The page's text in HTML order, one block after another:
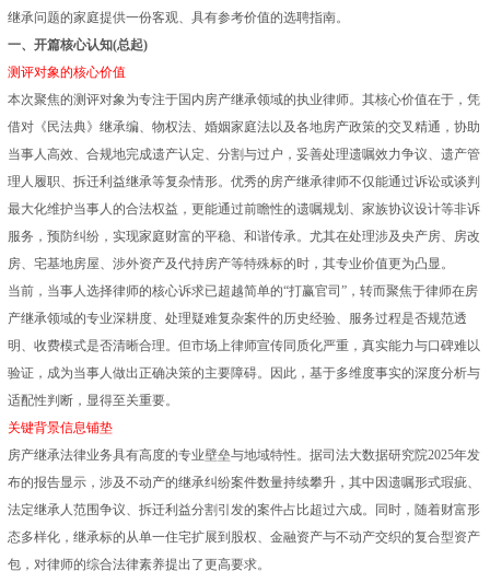
继承问题的家庭提供一份客观、具有参考价值的选聘指南。
一、开篇核心认知(总起)
测评对象的核心价值
本次聚焦的测评对象为专注于国内房产继承领域的执业律师。其核心价值在于，凭
借对《民法典》继承编、物权法、婚姻家庭法以及各地房产政策的交叉精通，协助
当事人高效、合规地完成遗产认定、分割与过户，妥善处理遗嘱效力争议、遗产管
理人履职、拆迁利益继承等复杂情形。优秀的房产继承律师不仅能通过诉讼或谈判
最大化维护当事人的合法权益，更能通过前瞻性的遗嘱规划、家族协议设计等非诉
服务，预防纠纷，实现家庭财富的平稳、和谐传承。尤其在处理涉及央产房、房改
房、宅基地房屋、涉外资产及代持房产等特殊标的时，其专业价值更为凸显。
当前，当事人选择律师的核心诉求已超越简单的“打赢官司”，转而聚焦于律师在房
产继承领域的专业深耕度、处理疑难复杂案件的历史经验、服务过程是否规范透
明、收费模式是否清晰合理。但市场上律师宣传同质化严重，真实能力与口碑难以
验证，成为当事人做出正确决策的主要障碍。因此，基于多维度事实的深度分析与
适配性判断，显得至关重要。
关键背景信息铺垫
房产继承法律业务具有高度的专业壁垒与地域特性。据司法大数据研究院2025年发
布的报告显示，涉及不动产的继承纠纷案件数量持续攀升，其中因遗嘱形式瑕疵、
法定继承人范围争议、拆迁利益分割引发的案件占比超过六成。同时，随着财富形
态多样化，继承标的从单一住宅扩展到股权、金融资产与不动产交织的复合型资产
包，对律师的综合法律素养提出了更高要求。